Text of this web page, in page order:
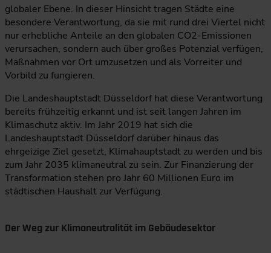
globaler Ebene. In dieser Hinsicht tragen Städte eine
besondere Verantwortung, da sie mit rund drei Viertel nicht
nur erhebliche Anteile an den globalen CO2-Emissionen
verursachen, sondern auch über großes Potenzial verfügen,
Maßnahmen vor Ort umzusetzen und als Vorreiter und
Vorbild zu fungieren.
Die Landeshauptstadt Düsseldorf hat diese Verantwortung
bereits frühzeitig erkannt und ist seit langen Jahren im
Klimaschutz aktiv. Im Jahr 2019 hat sich die
Landeshauptstadt Düsseldorf darüber hinaus das
ehrgeizige Ziel gesetzt, Klimahauptstadt zu werden und bis
zum Jahr 2035 klimaneutral zu sein. Zur Finanzierung der
Transformation stehen pro Jahr 60 Millionen Euro im
städtischen Haushalt zur Verfügung.
Der Weg zur Klimaneutralität im Gebäudesektor